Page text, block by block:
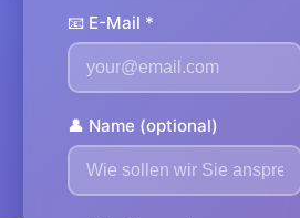
📧 E-Mail *
👤 Name (optional)